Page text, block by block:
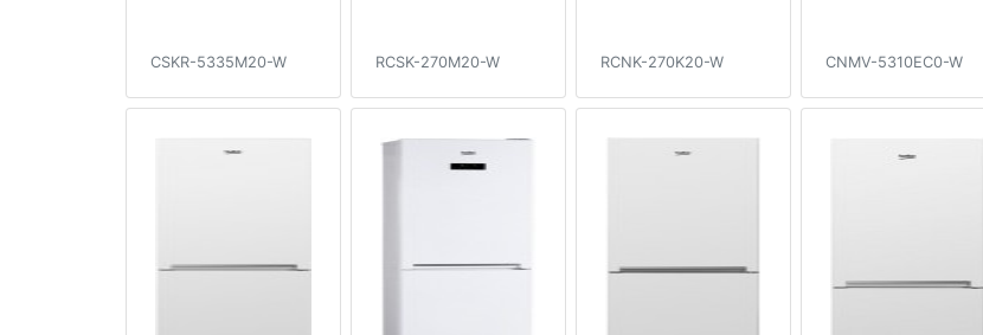
CSKR-5335M20-W RCSK-270M20-W RCNK-270K20-W CNMV-5310EC0-W